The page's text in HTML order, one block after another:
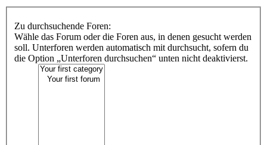
Zu durchsuchende Foren:
Wähle das Forum oder die Foren aus, in denen gesucht werden
soll. Unterforen werden automatisch mit durchsucht, sofern du
die Option „Unterforen durchsuchen“ unten nicht deaktivierst.